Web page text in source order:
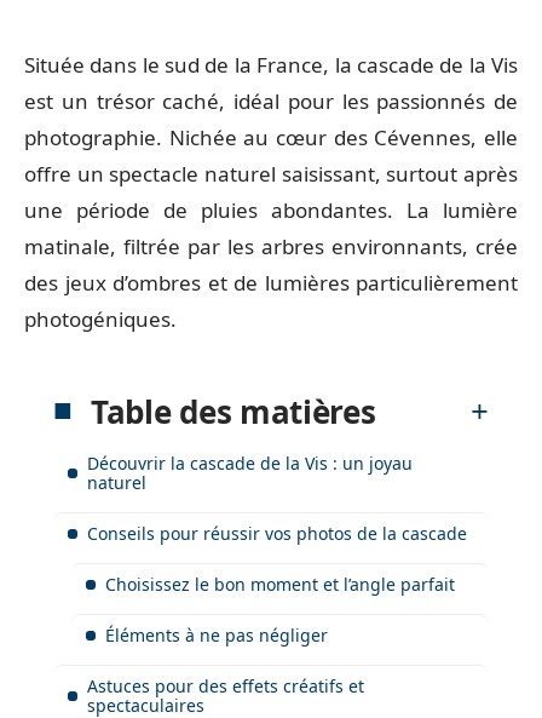
Située dans le sud de la France, la cascade de la Vis
est un trésor caché, idéal pour les passionnés de
photographie. Nichée au cœur des Cévennes, elle
offre un spectacle naturel saisissant, surtout après
une période de pluies abondantes. La lumière
matinale, filtrée par les arbres environnants, crée
des jeux d’ombres et de lumières particulièrement
photogéniques.
Table des matières
Découvrir la cascade de la Vis : un joyau
naturel
Conseils pour réussir vos photos de la cascade
Choisissez le bon moment et l’angle parfait
Éléments à ne pas négliger
Astuces pour des effets créatifs et
spectaculaires